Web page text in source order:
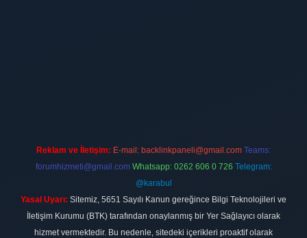
Reklam ve İletişim: E-mail: backlinkpaneli@gmail.com Teams:
forumhizmeti@gmail.com Whatsapp: 0262 606 0 726 Telegram:
@karabul
Yasal Uyarı: Sitemiz, 5651 Sayılı Kanun gereğince Bilgi Teknolojileri ve
İletişim Kurumu (BTK) tarafından onaylanmış bir Yer Sağlayıcı olarak
hizmet vermektedir. Bu nedenle, sitedeki içerikleri proaktif olarak